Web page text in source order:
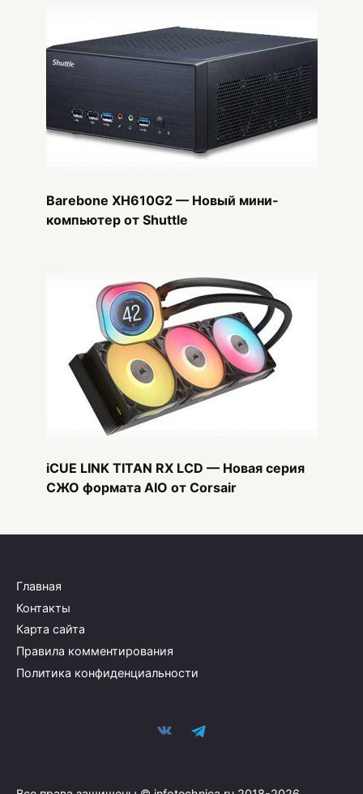
Barebone XH610G2 — Новый мини-
компьютер от Shuttle
iCUE LINK TITAN RX LCD — Новая серия
СЖО формата AIO от Corsair
Главная
Контакты
Карта сайта
Правила комментирования
Политика конфиденциальности